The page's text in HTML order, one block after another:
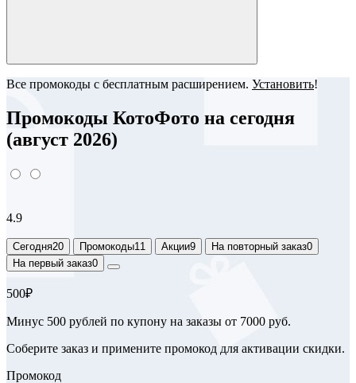
Все промокоды с бесплатным расширением. Установить!
Промокоды КотоФото на сегодня
(август 2026)
4.9
Сегодня20 Промокоды11 Акции9 На повторный заказ0
На первый заказ0
500₽
Минус 500 рублей по купону на заказы от 7000 руб.
Соберите заказ и примените промокод для активации скидки.
Промокод